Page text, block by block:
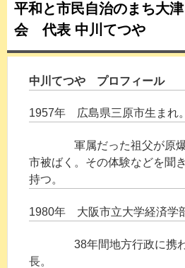
平和と市民自治のまち大
会 代表 中川てつや
中川てつや プロフィール
1957年 広島県三原市生まれ。
軍属だった祖父が原爆
市被ばく。その体験などを聞
持つ。
1980年 大阪市立大学経済学
38年間地方行政に携わ
長。